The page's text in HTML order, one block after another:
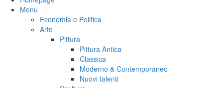
Menu
Economia e Politica
Arte
Pittura
Pittura Antica
Classica
Moderno & Contemporaneo
Nuovi talenti